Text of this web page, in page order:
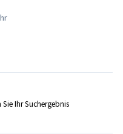
Ihr Suchergebnis